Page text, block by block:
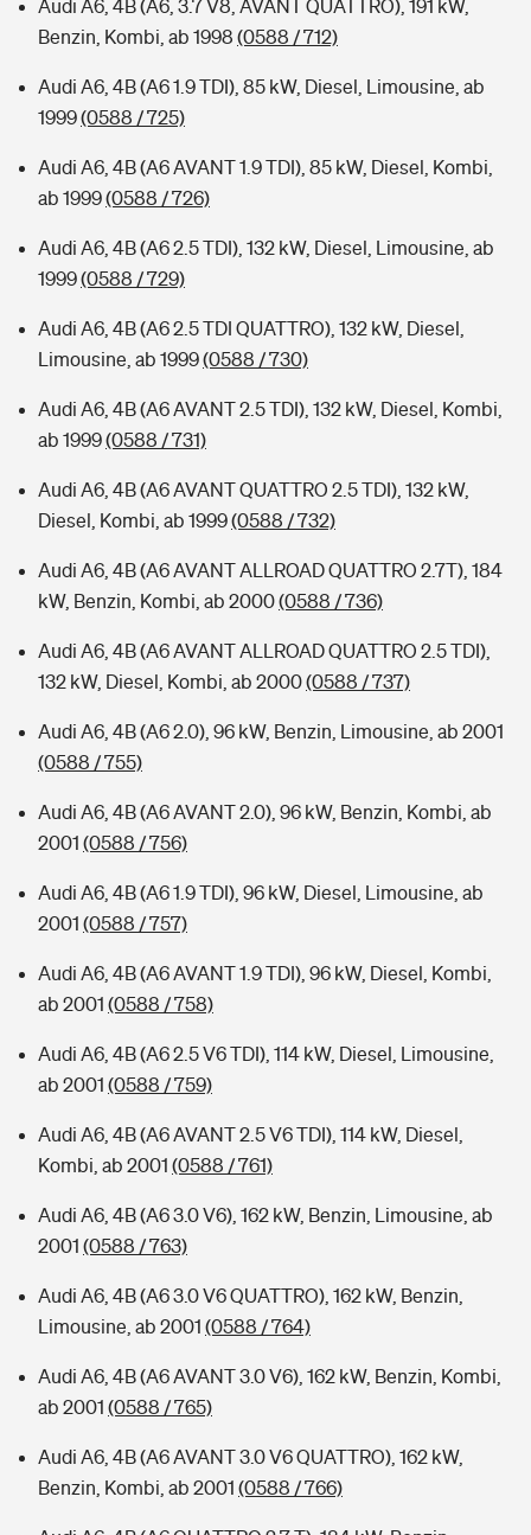
Audi A6, 4B (A6, 3.7 V8, AVANT QUATTRO), 191 kW,
Benzin, Kombi, ab 1998 (0588 / 712)
Audi A6, 4B (A6 1.9 TDI), 85 kW, Diesel, Limousine, ab
1999(0588 / 725)
Audi A6, 4B (A6 AVANT 1.9 TDI), 85 kW, Diesel, Kombi,
ab 1999(0588 / 726)
Audi A6, 4B (A6 2.5 TDI), 132 kW, Diesel, Limousine, ab
1999(0588 / 729)
Audi A6, 4B (A6 2.5 TDI QUATTRO), 132 kW, Diesel,
Limousine, ab 1999(0588 / 730)
Audi A6, 4B (A6 AVANT 2.5 TDI), 132 kW, Diesel, Kombi,
ab 1999(0588 / 731)
Audi A6, 4B (A6 AVANT QUATTRO 2.5 TDI), 132 kW,
Diesel, Kombi, ab 1999(0588 / 732)
Audi A6, 4B (A6 AVANT ALLROAD QUATTRO 2.7T), 184
kW, Benzin, Kombi, ab 2000(0588 / 736)
Audi A6, 4B (A6 AVANT ALLROAD QUATTRO 2.5 TDI),
132 kW, Diesel, Kombi, ab 2000(0588 / 737)
Audi A6, 4B (A6 2.0), 96 kW, Benzin, Limousine, ab 2001
(0588 / 755)
Audi A6, 4B (A6 AVANT 2.0), 96 kW, Benzin, Kombi, ab
2001 (0588 / 756)
Audi A6, 4B (A6 1.9 TDI), 96 kW, Diesel, Limousine, ab
2001 (0588 / 757)
Audi A6, 4B (A6 AVANT 1.9 TDI), 96 kW, Diesel, Kombi,
ab 2001 (0588 / 758)
Audi A6, 4B (A6 2.5 V6 TDI), 114 kW, Diesel, Limousine,
ab 2001 (0588 / 759)
Audi A6, 4B (A6 AVANT 2.5 V6 TDI), 114 kW, Diesel,
Kombi, ab 2001 (0588 / 761)
Audi A6, 4B (A6 3.0 V6), 162 kW, Benzin, Limousine, ab
2001 (0588 / 763)
Audi A6, 4B (A6 3.0 V6 QUATTRO), 162 kW, Benzin,
Limousine, ab 2001 (0588 / 764)
Audi A6, 4B (A6 AVANT 3.0 V6), 162 kW, Benzin, Kombi,
ab 2001 (0588 / 765)
Audi A6, 4B (A6 AVANT 3.0 V6 QUATTRO), 162 kW,
Benzin, Kombi, ab 2001 (0588 / 766)